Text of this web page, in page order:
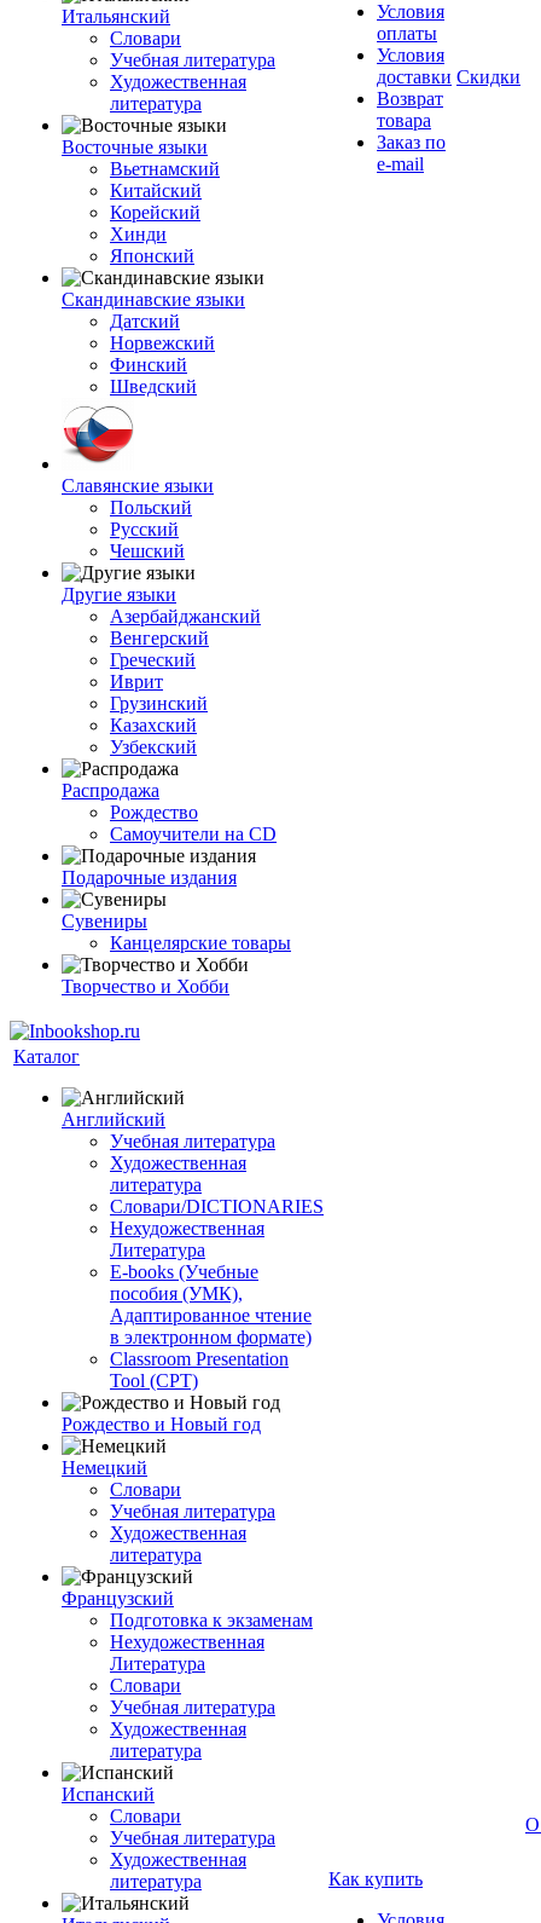
Итальянский
Словари
Учебная литература
Художественная
литература
Восточные языки
Вьетнамский
Китайский
Корейский
Хинди
Японский
Скандинавские языки
Датский
Норвежский
Финский
Шведский
Славянские языки
Польский
Русский
Чешский
Другие языки
Азербайджанский
Венгерский
Греческий
Иврит
Грузинский
Казахский
Узбекский
Распродажа
Рождество
Самоучители на CD
Подарочные издания
Сувениры
Канцелярские товары
Творчество и Хобби
Условия
оплаты
Условия
доставки
Возврат
товара
Заказ по
e-mail
Скидки
Каталог
Английский
Учебная литература
Художественная
литература
Словари/DICTIONARIES
Нехудожественная
Литература
E-books (Учебные
пособия (УМК),
Адаптированное чтение
в электронном формате)
Classroom Presentation
Tool (CPT)
Рождество и Новый год
Немецкий
Словари
Учебная литература
Художественная
литература
Французский
Подготовка к экзаменам
Нехудожественная
Литература
Словари
Учебная литература
Художественная
литература
Испанский
Словари
Учебная литература
Художественная
литература
Как купить
О